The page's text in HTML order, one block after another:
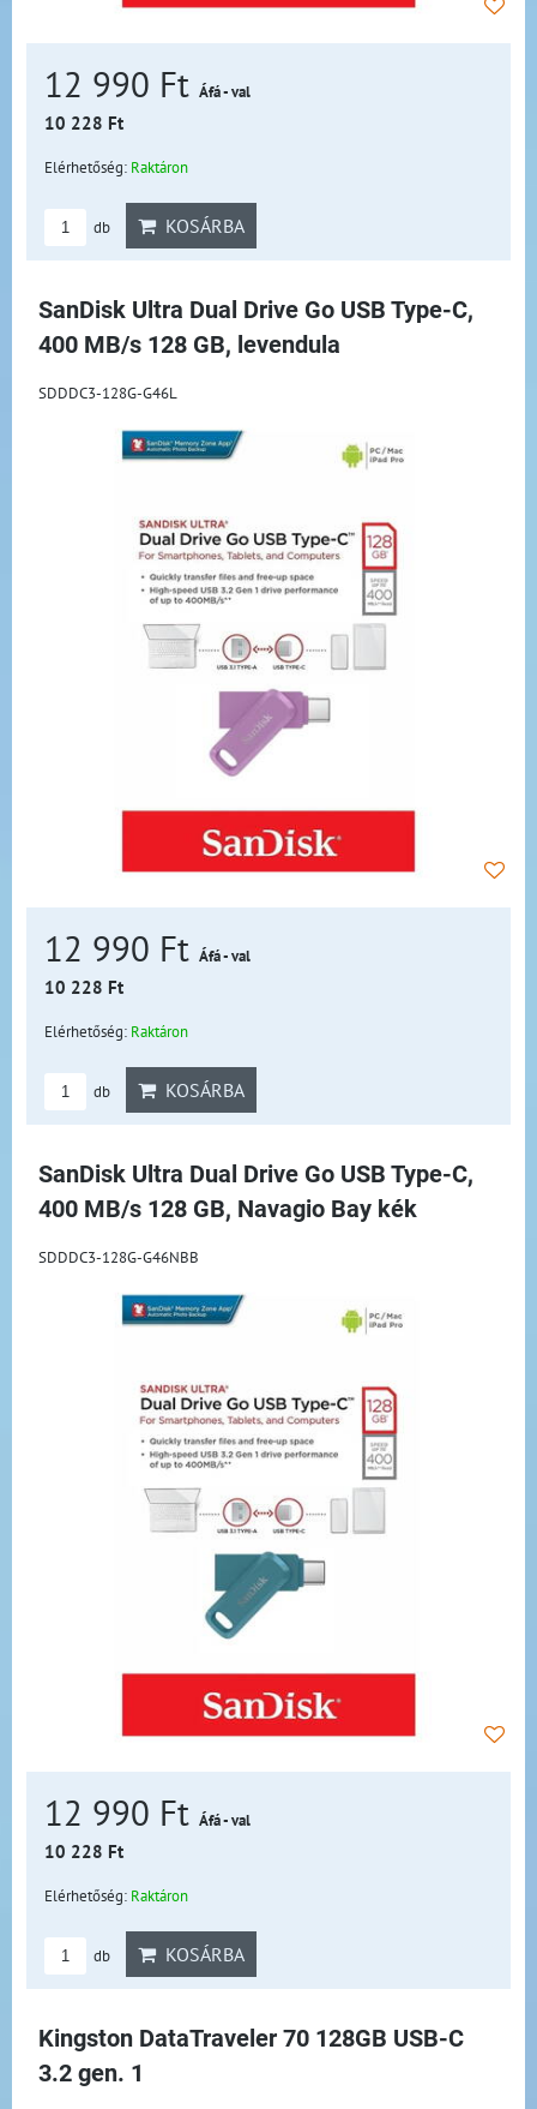
12 990 Ft Áfá - val
10 228 Ft
Elérhetőség: Raktáron
db KOSÁRBA
SanDisk Ultra Dual Drive Go USB Type-C,
400 MB/s 128 GB, levendula
SDDDC3-128G-G46L
12 990 Ft Áfá - val
10 228 Ft
Elérhetőség: Raktáron
db KOSÁRBA
SanDisk Ultra Dual Drive Go USB Type-C,
400 MB/s 128 GB, Navagio Bay kék
SDDDC3-128G-G46NBB
12 990 Ft Áfá - val
10 228 Ft
Elérhetőség: Raktáron
db KOSÁRBA
Kingston DataTraveler 70 128GB USB-C
3.2 gen. 1